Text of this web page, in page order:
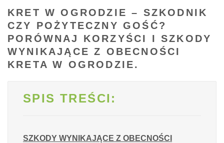
KRET W OGRODZIE – SZKODNIK
CZY POŻYTECZNY GOŚĆ?
PORÓWNAJ KORZYŚCI I SZKODY
WYNIKAJĄCE Z OBECNOŚCI
KRETA W OGRODZIE.
SPIS TREŚCI:
SZKODY WYNIKAJĄCE Z OBECNOŚCI